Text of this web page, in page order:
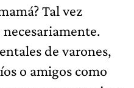
Tal vez
de varones,
o amigos como